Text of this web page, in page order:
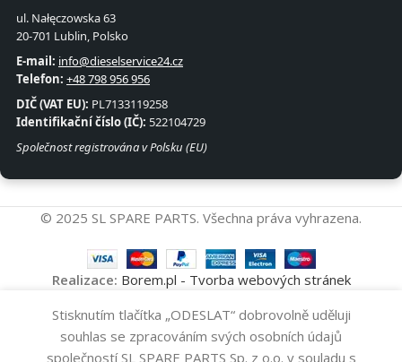
ul. Nałęczowska 63
20-701 Lublin, Polsko
E-mail: info@dieselservice24.cz
Telefon: +48 798 956 956
DIČ (VAT EU): PL7133119258
Identifikační číslo (IČ): 522104729
Společnost registrována v Polsku (EU)
© 2025 SL SPARE PARTS. Všechna práva vyhrazena.
Realizace: Borem.pl - Tvorba webových stránek
Stisknutím tlačítka „ODESLAT“ dobrovolně uděluji
souhlas se zpracováním svých osobních údajů
společností SL SPARE PARTS Sp. z o.o. v souladu s
Vysokotlakové
Čerpadlo
0445010519
12
048 Kč
- +
Přidat Do